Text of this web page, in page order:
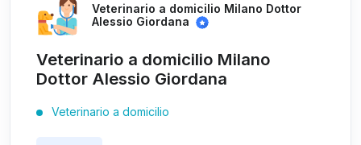
Veterinario a domicilio Milano Dottor
Alessio Giordana
Veterinario a domicilio Milano
Dottor Alessio Giordana
Veterinario a domicilio